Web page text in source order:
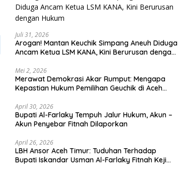
Juli 31, 2026
Arogan! Mantan Keuchik Simpang Aneuh Diduga
Ancam Ketua LSM KANA, Kini Berurusan dengan
Mei 2, 2026
Merawat Demokrasi Akar Rumput: Mengapa
Kepastian Hukum Pemilihan Geuchik di Aceh
April 30, 2026
Bupati Al-Farlaky Tempuh Jalur Hukum, Akun –
Akun Penyebar Fitnah Dilaporkan
April 26, 2026
LBH Ansor Aceh Timur: Tuduhan Terhadap
Bupati Iskandar Usman Al-Farlaky Fitnah Keji